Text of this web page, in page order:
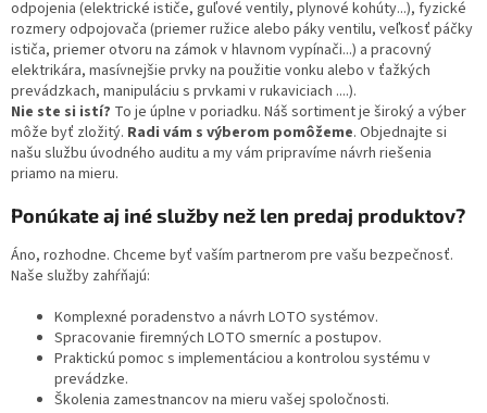
odpojenia (elektrické ističe, guľové ventily, plynové kohúty...), fyzické
rozmery odpojovača (priemer ružice alebo páky ventilu, veľkosť páčky
ističa, priemer otvoru na zámok v hlavnom vypínači...) a pracovný
elektrikára, masívnejšie prvky na použitie vonku alebo v ťažkých
prevádzkach, manipuláciu s prvkami v rukaviciach ....).
Nie ste si istí? To je úplne v poriadku. Náš sortiment je široký a výber
môže byť zložitý. Radi vám s výberom pomôžeme. Objednajte si
našu službu úvodného auditu a my vám pripravíme návrh riešenia
priamo na mieru.
Ponúkate aj iné služby než len predaj produktov?
Áno, rozhodne. Chceme byť vaším partnerom pre vašu bezpečnosť.
Naše služby zahŕňajú:
Komplexné poradenstvo a návrh LOTO systémov.
Spracovanie firemných LOTO smerníc a postupov.
Praktickú pomoc s implementáciou a kontrolou systému v
prevádzke.
Školenia zamestnancov na mieru vašej spoločnosti.